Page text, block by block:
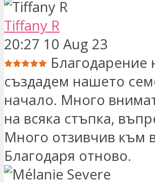
Tiffany R
20:27 10 Aug 23
Благодарение
създадем нашето
начало. Много
на всяка стъпка,
Много отзивчив към
Благодаря отново.